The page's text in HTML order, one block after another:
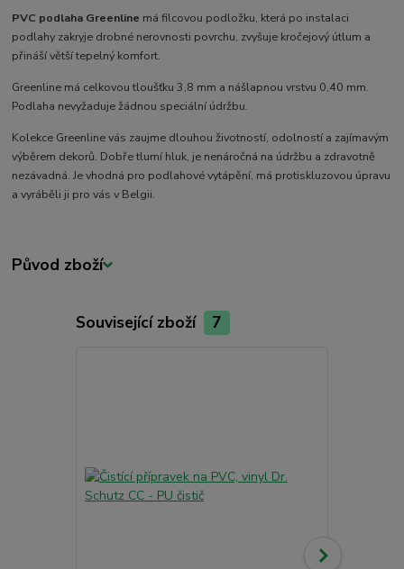
PVC podlaha Greenline má filcovou podložku, která po instalaci
podlahy zakryje drobné nerovnosti povrchu, zvyšuje kročejový útlum a
přináší větší tepelný komfort.
Greenline má celkovou tloušťku 3,8 mm a nášlapnou vrstvu 0,40 mm.
Podlaha nevyžaduje žádnou speciální údržbu.
Kolekce Greenline vás zaujme dlouhou životností, odolností a zajímavým
výběrem dekorů. Dobře tlumí hluk, je nenáročná na údržbu a zdravotně
nezávadná. Je vhodná pro podlahové vytápění, má protiskluzovou úpravu
a vyráběli ji pro vás v Belgii.
Původ zboží
Související zboží 7